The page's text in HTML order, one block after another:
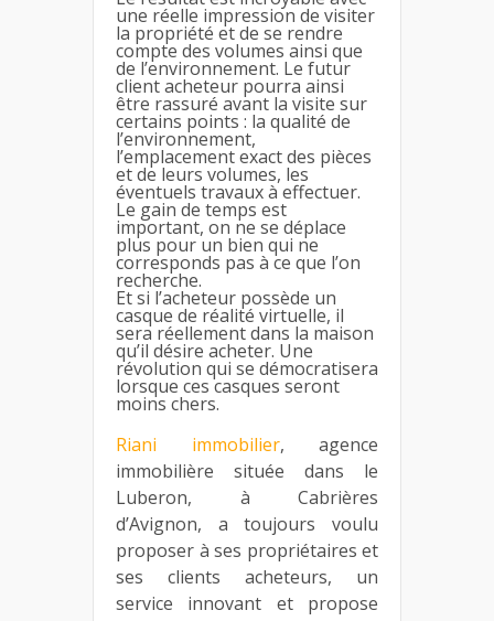
une réelle impression de visiter
la propriété et de se rendre
compte des volumes ainsi que
de l’environnement. Le futur
client acheteur pourra ainsi
être rassuré avant la visite sur
certains points : la qualité de
l’environnement,
l’emplacement exact des pièces
et de leurs volumes, les
éventuels travaux à effectuer.
Le gain de temps est
important, on ne se déplace
plus pour un bien qui ne
corresponds pas à ce que l’on
recherche.
Et si l’acheteur possède un
casque de réalité virtuelle, il
sera réellement dans la maison
qu’il désire acheter. Une
révolution qui se démocratisera
lorsque ces casques seront
moins chers.
Riani immobilier, agence
immobilière située dans le
Luberon, à Cabrières
d’Avignon, a toujours voulu
proposer à ses propriétaires et
ses clients acheteurs, un
service innovant et propose